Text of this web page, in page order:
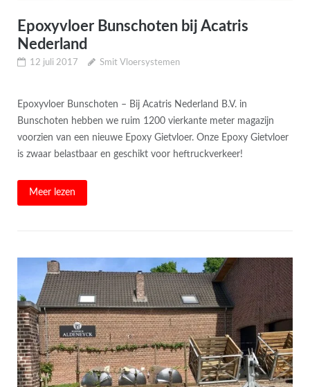
Epoxyvloer Bunschoten bij Acatris
Nederland
12 juli 2017 Smit Vloersystemen
Epoxyvloer Bunschoten – Bij Acatris Nederland B.V. in
Bunschoten hebben we ruim 1200 vierkante meter magazijn
voorzien van een nieuwe Epoxy Gietvloer. Onze Epoxy Gietvloer
is zwaar belastbaar en geschikt voor heftruckverkeer!
Meer lezen